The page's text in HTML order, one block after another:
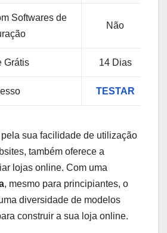
Softwares de
Não
Grátis 14 Dias
TESTAR
sua facilidade de utilização
também oferece a
lojas online. Com uma
, mesmo para principiantes, o
diversidade de modelos
construir a sua loja online.